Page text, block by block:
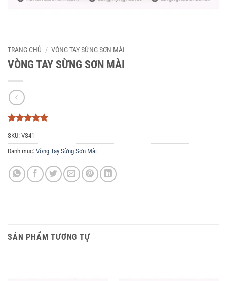
TRANG CHỦ / VÒNG TAY SỪNG SƠN MÀI
VÒNG TAY SỪNG SƠN MÀI
5trên 5
dựa trên
3
đánh giá
SKU: VS41
Danh mục: Vòng Tay Sừng Sơn Mài
SẢN PHẨM TƯƠNG TỰ